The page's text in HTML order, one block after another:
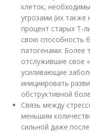
клеток,
угрозами (их
процент старых Т-
свою способность
патогенами. Более
отслужившие свое
усиливающие
инициировать
обструктивной
Связь между
меньшим
сильной даже